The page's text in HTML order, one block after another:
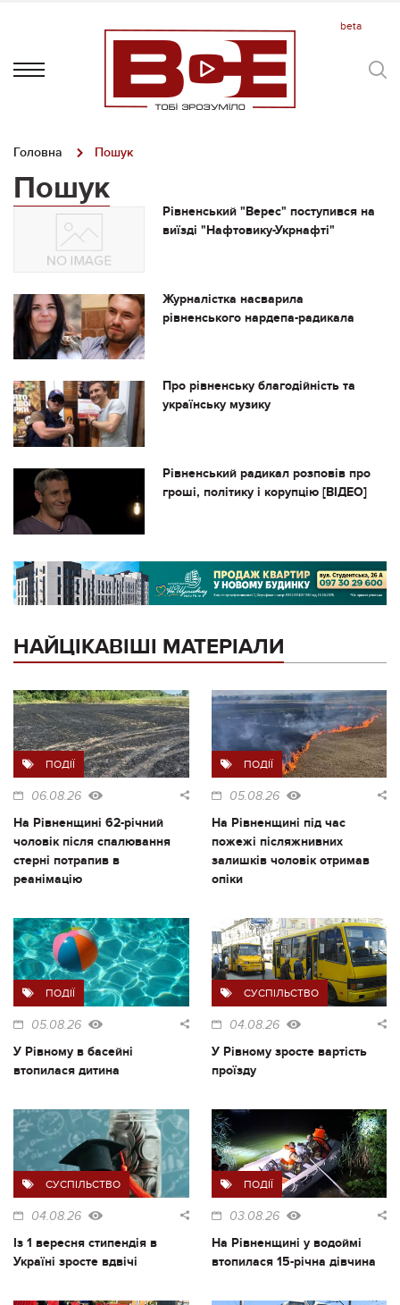
Головна Пошук
Пошук
Рівненський "Верес" поступився на
виїзді "Нафтовику-Укрнафті"
Журналістка насварила
рівненського нардепа-радикала
Про рівненську благодійність та
українську музику
Рівненський радикал розповів про
гроші, політику і корупцію [ВІДЕО]
НАЙЦІКАВІШІ МАТЕРІАЛИ
ПОДІЇ
06.08.26
На Рівненщині 62-річний
чоловік після спалювання
стерні потрапив в
реанімацію
ПОДІЇ
05.08.26
На Рівненщині під час
пожежі післяжнивних
залишків чоловік отримав
опіки
ПОДІЇ
05.08.26
У Рівному в басейні
втопилася дитина
СУСПІЛЬСТВО
04.08.26
У Рівному зросте вартість
проїзду
СУСПІЛЬСТВО
04.08.26
Із 1 вересня стипендія в
Україні зросте вдвічі
ПОДІЇ
03.08.26
На Рівненщині у водоймі
втопилася 15-річна дівчина